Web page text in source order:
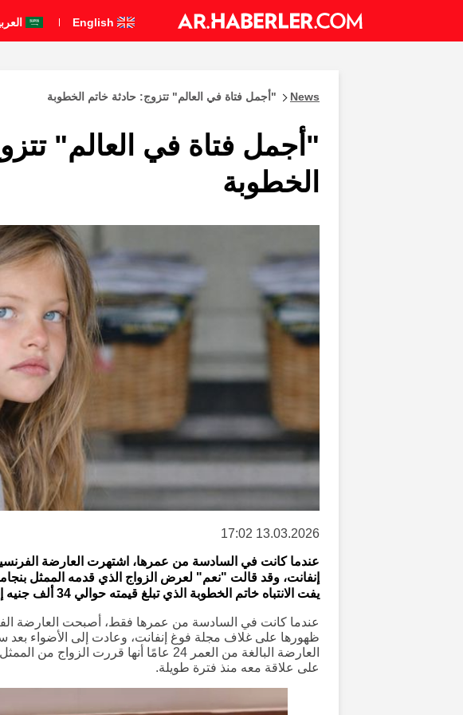
News "أجمل فتاة في العالم" تتزوج: حادثة خاتم الخطوبة
"أجمل فتاة في العالم"
الخطوبة
13.03.2026 17:02
عندما كانت في السادسة من عمرها، اشتهرت العارضة
إنفانت، وقد قالت "نعم" لعرض الزواج الذي قدمه الممثل
يفت الانتباه خاتم الخطوبة الذي تبلغ قيمته حوالي 34 ألف جنيه إسترليني.
عندما كانت في السادسة من عمرها فقط، أصبحت العارضة
ظهورها على غلاف مجلة فوغ إنفانت، وعادت إلى الأضواء
العارضة البالغة من العمر 24 عامًا أنها قررت
على علاقة معه منذ فترة طويلة.